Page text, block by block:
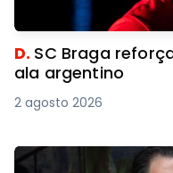
D. SC Braga
ala argentino
2 agosto 2026